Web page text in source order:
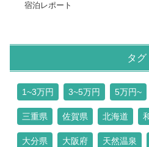
宿泊レポート
タグ
1~3万円 3~5万円 5万円~
三重県 佐賀県 北海道
大分県 大阪府 天然温泉